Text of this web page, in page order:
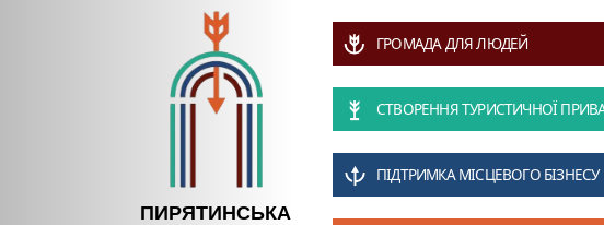
ПИРЯТИНСЬКА
ГРОМАДА ДЛЯ ЛЮДЕЙ
СТВОРЕННЯ ТУРИСТИЧНОЇ
ПІДТРИМКА МІСЦЕВОГО БІЗНЕСУ